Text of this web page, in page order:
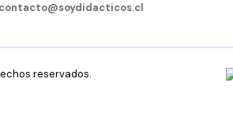
contacto@soydidacticos.cl
reservados.